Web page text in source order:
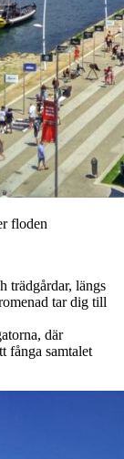
floden
trädgårdar, längs
tar dig till
där
fånga samtalet